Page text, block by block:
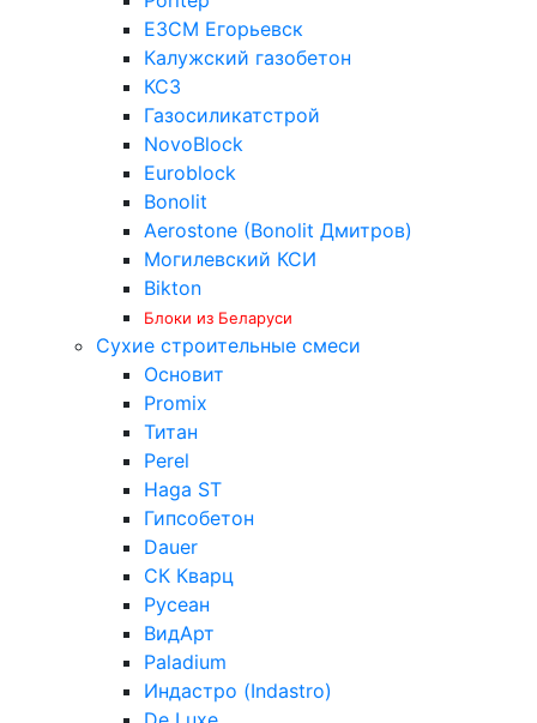
ЕЗСМ Егорьевск
Калужский газобетон
КСЗ
Газосиликатстрой
NovoBlock
Euroblock
Bonolit
Aerostone (Bonolit Дмитров)
Могилевский КСИ
Bikton
Блоки из Беларуси
Сухие строительные смеси
Основит
Promix
Титан
Perel
Haga ST
Гипсобетон
Dauer
СК Кварц
Русеан
ВидАрт
Paladium
Индастро (Indastro)